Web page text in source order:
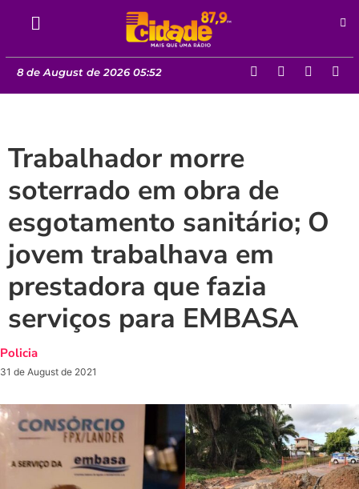
8 de August de 2026 05:52
Trabalhador morre
soterrado em obra de
esgotamento sanitário; O
jovem trabalhava em
prestadora que fazia
serviços para EMBASA
Policia
31 de August de 2021